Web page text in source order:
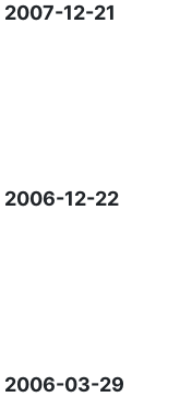
2007-12-21
2006-12-22
2006-03-29